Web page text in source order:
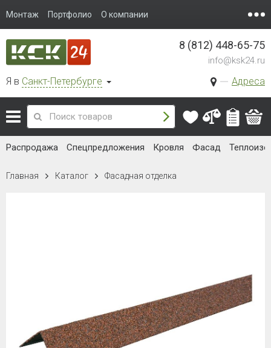
Монтаж Портфолио О компании
Я в Санкт-Петербурге Адреса
8 (812) 448-65-75
info@ksk24.ru
Распродажа Спецпредложения Кровля Фасад
Главная Каталог Фасадная отделка